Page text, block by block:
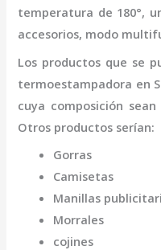
temperatura de 180°,
accesorios, modo
Los productos que se
termoestampadora en
cuya composición
Otros productos serían:
Gorras
Camisetas
Manillas
Morrales
cojines